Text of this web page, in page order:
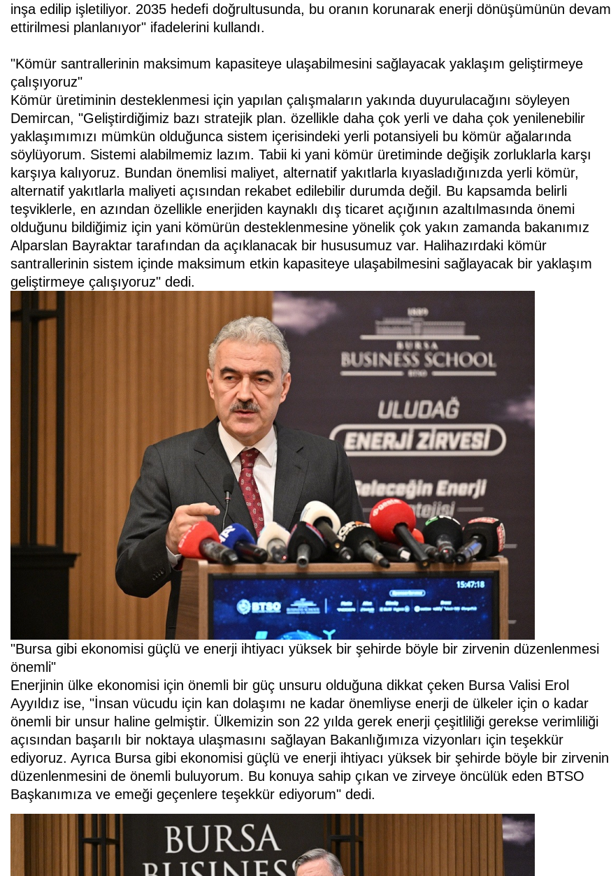
inşa edilip işletiliyor. 2035 hedefi doğrultusunda, bu oranın korunarak enerji dönüşümünün devam
ettirilmesi planlanıyor" ifadelerini kullandı.
"Kömür santrallerinin maksimum kapasiteye ulaşabilmesini sağlayacak yaklaşım geliştirmeye
çalışıyoruz"
Kömür üretiminin desteklenmesi için yapılan çalışmaların yakında duyurulacağını söyleyen
Demircan, "Geliştirdiğimiz bazı stratejik plan. özellikle daha çok yerli ve daha çok yenilenebilir
yaklaşımımızı mümkün olduğunca sistem içerisindeki yerli potansiyeli bu kömür ağalarında
söylüyorum. Sistemi alabilmemiz lazım. Tabii ki yani kömür üretiminde değişik zorluklarla karşı
karşıya kalıyoruz. Bundan önemlisi maliyet, alternatif yakıtlarla kıyasladığınızda yerli kömür,
alternatif yakıtlarla maliyeti açısından rekabet edilebilir durumda değil. Bu kapsamda belirli
teşviklerle, en azından özellikle enerjiden kaynaklı dış ticaret açığının azaltılmasında önemi
olduğunu bildiğimiz için yani kömürün desteklenmesine yönelik çok yakın zamanda bakanımız
Alparslan Bayraktar tarafından da açıklanacak bir hususumuz var. Halihazırdaki kömür
santrallerinin sistem içinde maksimum etkin kapasiteye ulaşabilmesini sağlayacak bir yaklaşım
geliştirmeye çalışıyoruz" dedi.
"Bursa gibi ekonomisi güçlü ve enerji ihtiyacı yüksek bir şehirde böyle bir zirvenin düzenlenmesi
önemli"
Enerjinin ülke ekonomisi için önemli bir güç unsuru olduğuna dikkat çeken Bursa Valisi Erol
Ayyıldız ise, "İnsan vücudu için kan dolaşımı ne kadar önemliyse enerji de ülkeler için o kadar
önemli bir unsur haline gelmiştir. Ülkemizin son 22 yılda gerek enerji çeşitliliği gerekse verimliliği
açısından başarılı bir noktaya ulaşmasını sağlayan Bakanlığımıza vizyonları için teşekkür
ediyoruz. Ayrıca Bursa gibi ekonomisi güçlü ve enerji ihtiyacı yüksek bir şehirde böyle bir zirvenin
düzenlenmesini de önemli buluyorum. Bu konuya sahip çıkan ve zirveye öncülük eden BTSO
Başkanımıza ve emeği geçenlere teşekkür ediyorum" dedi.